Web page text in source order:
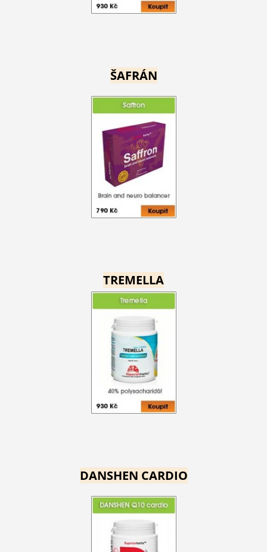
ŠAFRÁN
TREMELLA
DANSHEN CARDIO